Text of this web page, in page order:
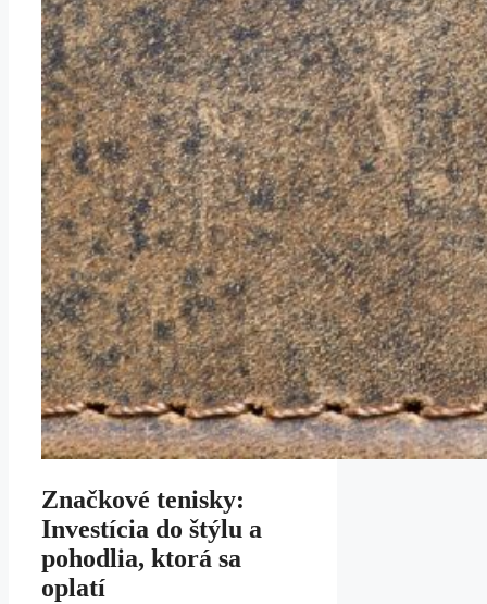
Značkové tenisky:
Investícia do štýlu a
pohodlia, ktorá sa
oplatí